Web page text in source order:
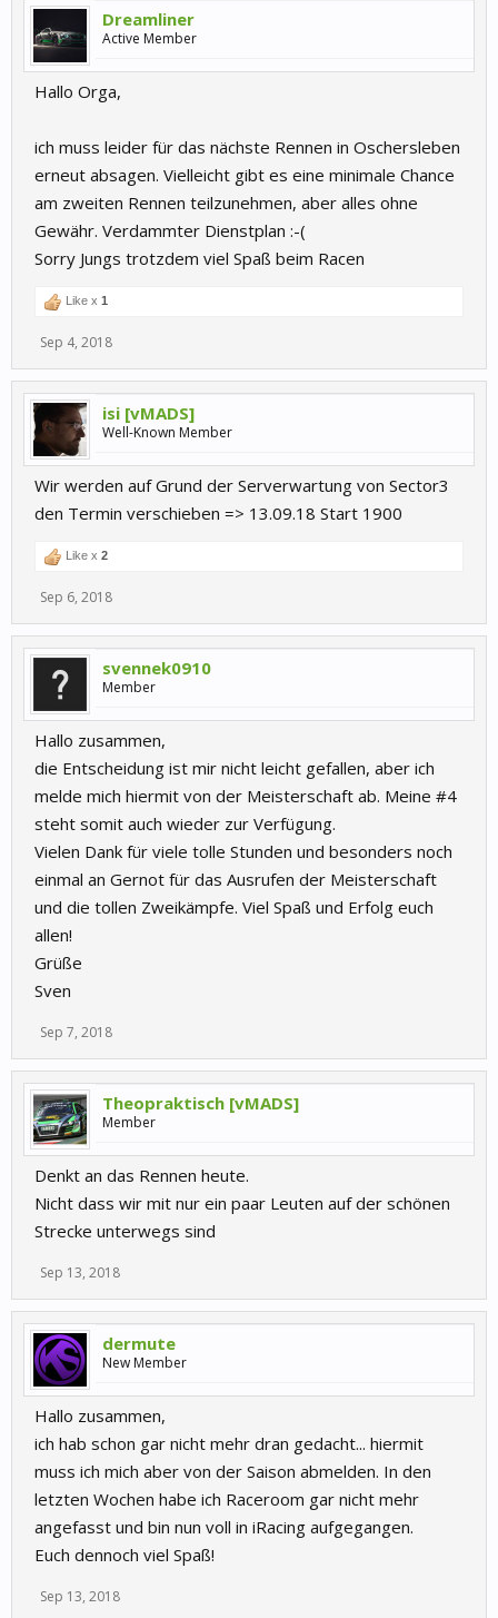
Dreamliner
Active Member
Hallo Orga,
ich muss leider für das nächste Rennen in Oschersleben
erneut absagen. Vielleicht gibt es eine minimale Chance
am zweiten Rennen teilzunehmen, aber alles ohne
Gewähr. Verdammter Dienstplan :-(
Sorry Jungs trotzdem viel Spaß beim Racen
Like x 1
Sep 4, 2018
isi [vMADS]
Well-Known Member
Wir werden auf Grund der Serverwartung von Sector3
den Termin verschieben => 13.09.18 Start 1900
Like x 2
Sep 6, 2018
svennek0910
Member
Hallo zusammen,
die Entscheidung ist mir nicht leicht gefallen, aber ich
melde mich hiermit von der Meisterschaft ab. Meine #4
steht somit auch wieder zur Verfügung.
Vielen Dank für viele tolle Stunden und besonders noch
einmal an Gernot für das Ausrufen der Meisterschaft
und die tollen Zweikämpfe. Viel Spaß und Erfolg euch
allen!
Grüße
Sven
Sep 7, 2018
Theopraktisch [vMADS]
Member
Denkt an das Rennen heute.
Nicht dass wir mit nur ein paar Leuten auf der schönen
Strecke unterwegs sind
Sep 13, 2018
dermute
New Member
Hallo zusammen,
ich hab schon gar nicht mehr dran gedacht... hiermit
muss ich mich aber von der Saison abmelden. In den
letzten Wochen habe ich Raceroom gar nicht mehr
angefasst und bin nun voll in iRacing aufgegangen.
Euch dennoch viel Spaß!
Sep 13, 2018